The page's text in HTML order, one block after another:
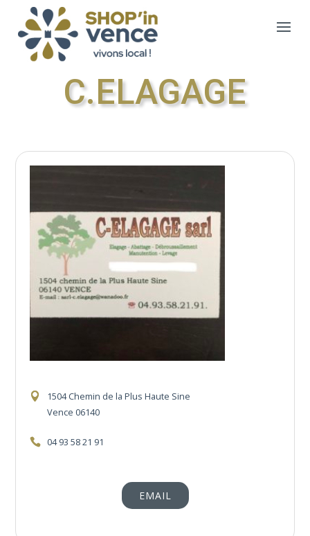
C.ELAGAGE
1504 Chemin de la Plus Haute Sine
Vence 06140
04 93 58 21 91
EMAIL